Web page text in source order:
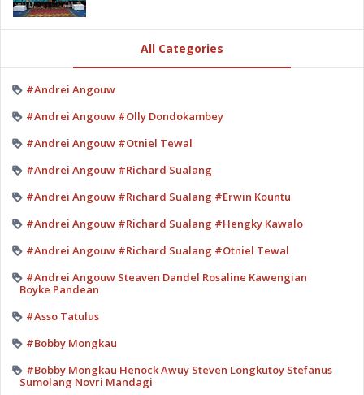
All Categories
#Andrei Angouw
#Andrei Angouw #Olly Dondokambey
#Andrei Angouw #Otniel Tewal
#Andrei Angouw #Richard Sualang
#Andrei Angouw #Richard Sualang #Erwin Kountu
#Andrei Angouw #Richard Sualang #Hengky Kawalo
#Andrei Angouw #Richard Sualang #Otniel Tewal
#Andrei Angouw Steaven Dandel Rosaline Kawengian
Boyke Pandean
#Asso Tatulus
#Bobby Mongkau
#Bobby Mongkau Henock Awuy Steven Longkutoy Stefanus
Sumolang Novri Mandagi